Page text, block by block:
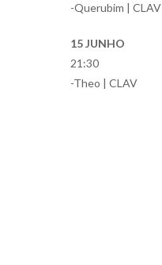
-Querubim | CLAV
15 JUNHO
21:30
-Theo | CLAV